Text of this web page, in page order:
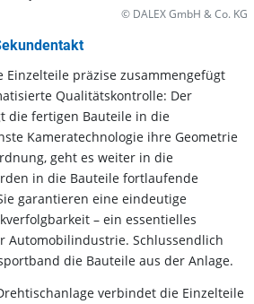
© DALEX GmbH & Co. KG
Einzelteile präzise zusammengefügt
Qualitätskontrolle: Der
die fertigen Bauteile in die
Kameratechnologie ihre Geometrie
geht es weiter in die
in die Bauteile fortlaufende
garantieren eine eindeutige
– ein essentielles
Automobilindustrie. Schlussendlich
die Bauteile aus der Anlage.
verbindet die Einzelteile